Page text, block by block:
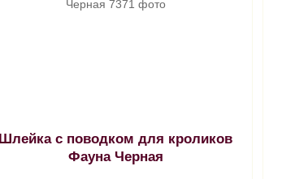
Шлейка с поводком для кроликов
Фауна Черная